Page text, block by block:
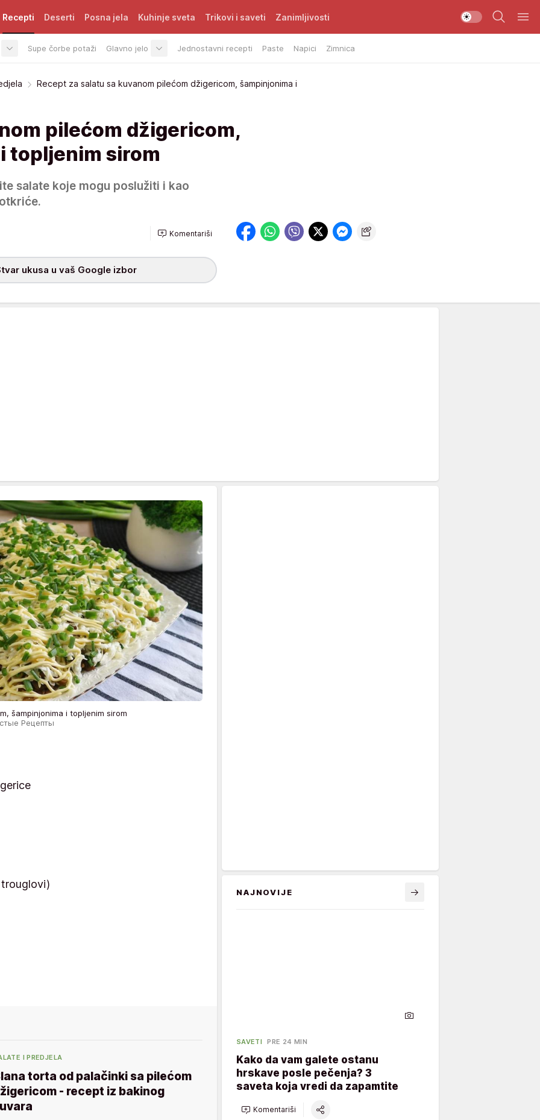
Recepti
Supe čorbe potaži Glavno jelo Jednostavni recepti Paste Napici Zimnica
Deserti Posna jela Kuhinje sveta Trikovi i saveti Zanimljivosti
Recept za salatu sa kuvanom pilećom džigericom, šampinjonima i
pilećom džigericom,
topljenim sirom
salate koje mogu poslužiti i kao
Komentariši
ukusa u vaš Google izbor
šampinjonima i topljenim sirom
Рецепты
I PREDJELA
torta od palačinki sa pilećom
- recept iz bakinog
NAJNOVIJE
SAVETI PRE 24 MIN
Kako da vam galete ostanu
hrskave posle pečenja? 3
saveta koja vredi da zapamtite
Komentariši